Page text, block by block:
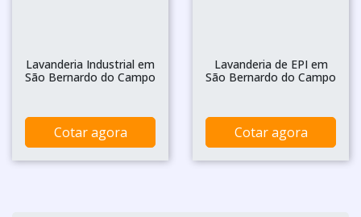
Lavanderia Industrial em
São Bernardo do Campo
Cotar agora
Lavanderia de EPI em
São Bernardo do Campo
Cotar agora